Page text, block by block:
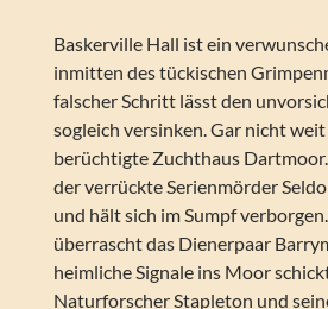
Baskerville Hall ist ein
inmitten des tückischen
falscher Schritt lässt den
sogleich versinken. Gar nicht
berüchtigte Zuchthaus
der verrückte Serienmörder
und hält sich im Sumpf
überrascht das Dienerpaar
heimliche Signale ins Moor
Naturforscher Stapleton und